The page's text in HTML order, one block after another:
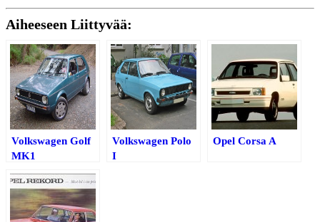
Aiheeseen Liittyvää:
Volkswagen Golf
MK1
Volkswagen Polo
I
Opel Corsa A